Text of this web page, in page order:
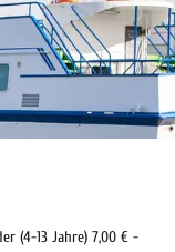
(4-13 Jahre) 7,00 € -